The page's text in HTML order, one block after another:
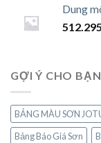
Dung
512.295
GỢI Ý CHO BẠN
BẢNG MÀU SƠN
Bảng Báo Giá Sơn